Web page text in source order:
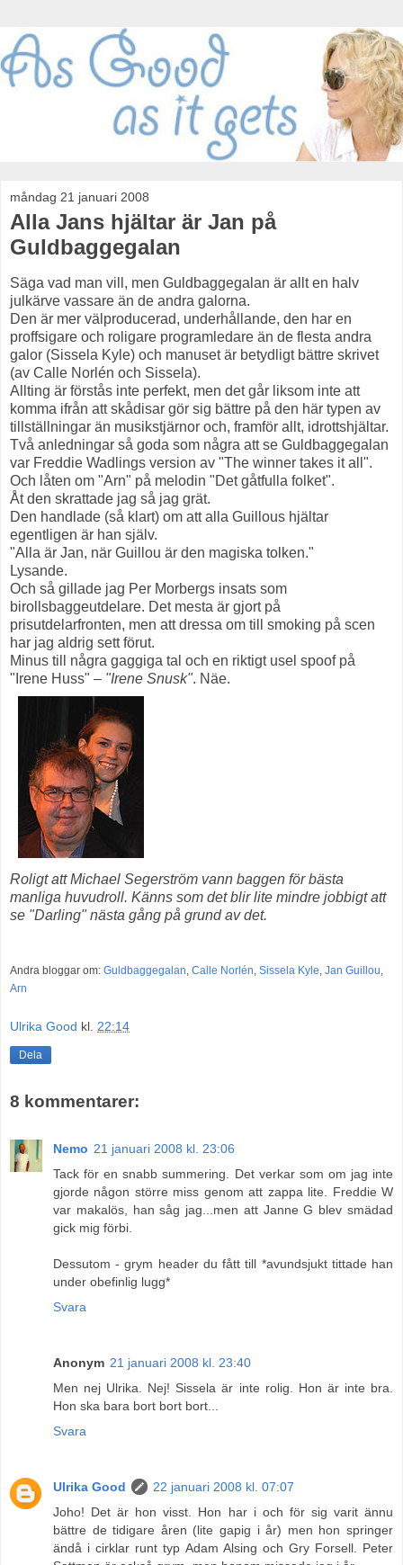
måndag 21 januari 2008
Alla Jans hjältar är Jan på
Guldbaggegalan
Säga vad man vill, men Guldbaggegalan är allt en halv
julkärve vassare än de andra galorna.
Den är mer välproducerad, underhållande, den har en
proffsigare och roligare programledare än de flesta andra
galor (Sissela Kyle) och manuset är betydligt bättre skrivet
(av Calle Norlén och Sissela).
Allting är förstås inte perfekt, men det går liksom inte att
komma ifrån att skådisar gör sig bättre på den här typen av
tillställningar än musikstjärnor och, framför allt, idrottshjältar.
Två anledningar så goda som några att se Guldbaggegalan
var Freddie Wadlings version av "The winner takes it all".
Och låten om "Arn" på melodin "Det gåtfulla folket".
Åt den skrattade jag så jag grät.
Den handlade (så klart) om att alla Guillous hjältar
egentligen är han själv.
"Alla är Jan, när Guillou är den magiska tolken."
Lysande.
Och så gillade jag Per Morbergs insats som
birollsbaggeutdelare. Det mesta är gjort på
prisutdelarfronten, men att dressa om till smoking på scen
har jag aldrig sett förut.
Minus till några gaggiga tal och en riktigt usel spoof på
"Irene Huss" – "Irene Snusk". Näe.
Roligt att Michael Segerström vann baggen för bästa
manliga huvudroll. Känns som det blir lite mindre jobbigt att
se "Darling" nästa gång på grund av det.
Andra bloggar om: Guldbaggegalan, Calle Norlén, Sissela Kyle, Jan Guillou,
Arn
Ulrika Good kl. 22:14
Dela
8 kommentarer:
Nemo 21 januari 2008 kl. 23:06
Tack för en snabb summering. Det verkar som om jag inte
gjorde någon större miss genom att zappa lite. Freddie W
var makalös, han såg jag...men att Janne G blev smädad
gick mig förbi.
Dessutom - grym header du fått till *avundsjukt tittade han
under obefinlig lugg*
Svara
Anonym 21 januari 2008 kl. 23:40
Men nej Ulrika. Nej! Sissela är inte rolig. Hon är inte bra.
Hon ska bara bort bort bort...
Svara
Ulrika Good
22 januari 2008 kl. 07:07
Joho! Det är hon visst. Hon har i och för sig varit ännu
bättre de tidigare åren (lite gapig i år) men hon springer
ändå i cirklar runt typ Adam Alsing och Gry Forsell. Peter